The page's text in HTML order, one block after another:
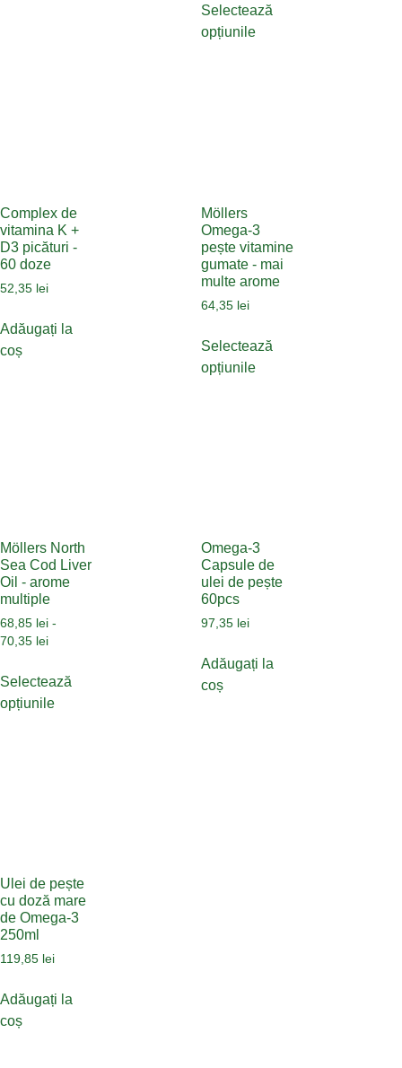
Selectează
opțiunile
Complex de
vitamina K +
D3 picături -
60 doze
52,35 lei
Adăugați la
coș
Möllers
Omega-3
pește vitamine
gumate - mai
multe arome
64,35 lei
Selectează
opțiunile
Möllers North
Sea Cod Liver
Oil - arome
multiple
68,85 lei -
70,35 lei
Selectează
opțiunile
Omega-3
Capsule de
ulei de pește
60pcs
97,35 lei
Adăugați la
coș
Ulei de pește
cu doză mare
de Omega-3
250ml
119,85 lei
Adăugați la
coș